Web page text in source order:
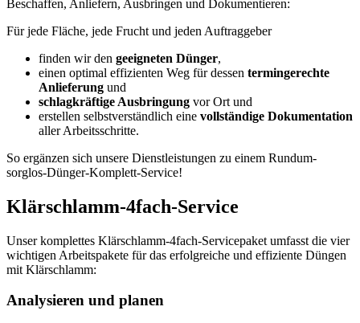
Beschaffen, Anliefern, Ausbringen und Dokumentieren:
Für jede Fläche, jede Frucht und jeden Auftraggeber
finden wir den geeigneten Dünger,
einen optimal effizienten Weg für dessen termingerechte
Anlieferung und
schlagkräftige Ausbringung vor Ort und
erstellen selbstverständlich eine vollständige Dokumentation
aller Arbeitsschritte.
So ergänzen sich unsere Dienstleistungen zu einem Rundum-
sorglos-Dünger-Komplett-Service!
Klärschlamm-4fach-Service
Unser komplettes Klärschlamm-4fach-Servicepaket umfasst die vier
wichtigen Arbeitspakete für das erfolgreiche und effiziente Düngen
mit Klärschlamm:
Analysieren und planen